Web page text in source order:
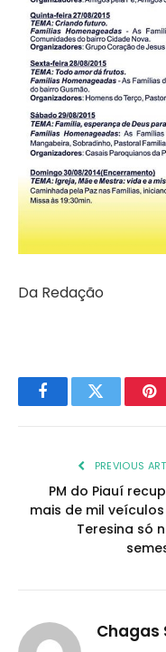
Da Redação
FacebookTwitter
PREVIOUS
PM do Piauí
mais de mil
Teresina só
Chagas